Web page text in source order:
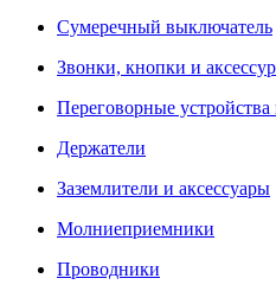
Сумеречный выключатель
Звонки, кнопки и
Переговорные
Держатели
Заземлители и аксессуары
Молниеприемники
Проводники